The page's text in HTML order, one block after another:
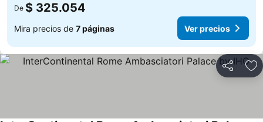
De $ 325.054
Mira precios de 7 páginas Ver precios
Compartir